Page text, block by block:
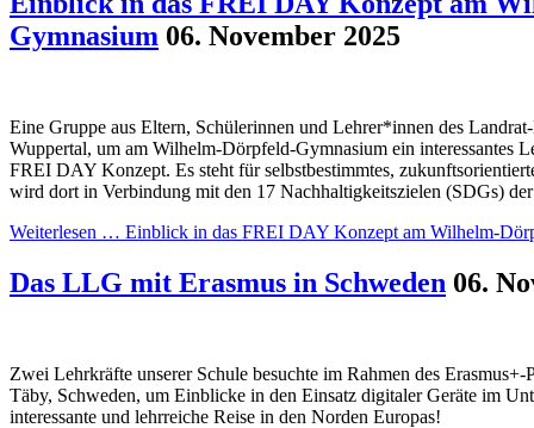
Gymnasium 06. November 2025
Eine Gruppe aus Eltern, Schülerinnen und Lehrer*innen des
Wuppertal, um am Wilhelm-Dörpfeld-Gymnasium ein interessantes
FREI DAY Konzept. Es steht für selbstbestimmtes,
wird dort in Verbindung mit den 17 Nachhaltigkeitszielen (SDGs)
Weiterlesen … Einblick in das FREI DAY Konzept am Wilhelm-
Das LLG mit Erasmus in Schweden 06.
Zwei Lehrkräfte unserer Schule besuchte im Rahmen des Erasmus+-
Täby, Schweden, um Einblicke in den Einsatz digitaler Geräte im
interessante und lehrreiche Reise in den Norden Europas!